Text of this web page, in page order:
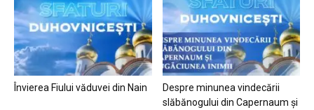
Învierea Fiului văduvei din Nain
Despre minunea vindecării
slăbănogului din Capernaum și